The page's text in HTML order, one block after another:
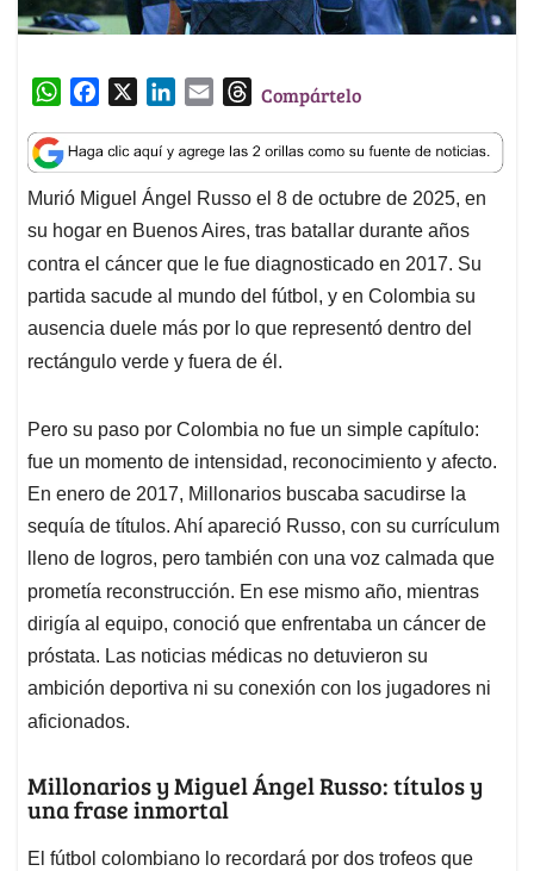
W
a
t
s
A
p
p
c
e
b
o
o
k
n
k
e
d
I
n
a
i
l
T
r
e
a
d
s
Compártelo
Murió Miguel Ángel Russo el 8 de octubre de 2025, en
su hogar en Buenos Aires, tras batallar durante años
contra el cáncer que le fue diagnosticado en 2017. Su
partida sacude al mundo del fútbol, y en Colombia su
ausencia duele más por lo que representó dentro del
rectángulo verde y fuera de él.
Pero su paso por Colombia no fue un simple capítulo:
fue un momento de intensidad, reconocimiento y afecto.
En enero de 2017, Millonarios buscaba sacudirse la
sequía de títulos. Ahí apareció Russo, con su currículum
lleno de logros, pero también con una voz calmada que
prometía reconstrucción. En ese mismo año, mientras
dirigía al equipo, conoció que enfrentaba un cáncer de
próstata. Las noticias médicas no detuvieron su
ambición deportiva ni su conexión con los jugadores ni
aficionados.
Millonarios y Miguel Ángel Russo: títulos y
una frase inmortal
El fútbol colombiano lo recordará por dos trofeos que